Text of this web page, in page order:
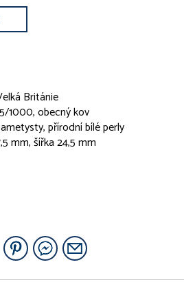
Británie
1000, obecný kov
přírodní bílé perly
mm, šířka 24,5 mm